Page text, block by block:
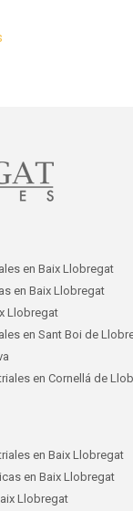
en Baix Llobregat
en Baix Llobregat
Llobregat
en Sant Boi de
en Cornellá de
en Baix Llobregat
en Baix Llobregat
Llobregat